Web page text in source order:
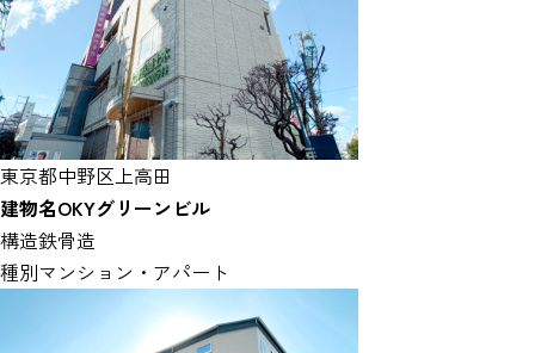
東京都中野区上高田
建物名OKYグリーンビル
構造鉄骨造
種別マンション・アパート